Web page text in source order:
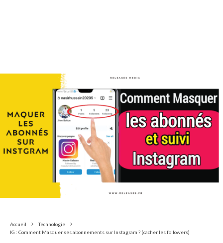
Accueil
Technologie
IG : Comment Masquer ses abonnements sur Instagram ? (cacher les followers)